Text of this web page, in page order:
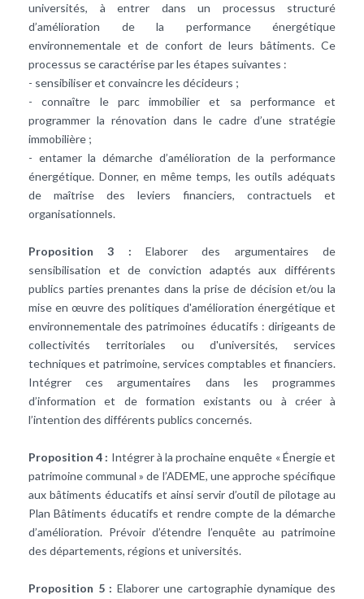
universités, à entrer dans un processus structuré
d’amélioration de la performance énergétique
environnementale et de confort de leurs bâtiments. Ce
processus se caractérise par les étapes suivantes :
- sensibiliser et convaincre les décideurs ;
- connaître le parc immobilier et sa performance et
programmer la rénovation dans le cadre d’une stratégie
immobilière ;
- entamer la démarche d’amélioration de la performance
énergétique. Donner, en même temps, les outils adéquats
de maîtrise des leviers financiers, contractuels et
organisationnels.
Proposition 3 : Elaborer des argumentaires de
sensibilisation et de conviction adaptés aux différents
publics parties prenantes dans la prise de décision et/ou la
mise en œuvre des politiques d'amélioration énergétique et
environnementale des patrimoines éducatifs : dirigeants de
collectivités territoriales ou d'universités, services
techniques et patrimoine, services comptables et financiers.
Intégrer ces argumentaires dans les programmes
d’information et de formation existants ou à créer à
l’intention des différents publics concernés.
Proposition 4 : Intégrer à la prochaine enquête « Énergie et
patrimoine communal » de l’ADEME, une approche spécifique
aux bâtiments éducatifs et ainsi servir d’outil de pilotage au
Plan Bâtiments éducatifs et rendre compte de la démarche
d’amélioration. Prévoir d’étendre l’enquête au patrimoine
des départements, régions et universités.
Proposition 5 : Elaborer une cartographie dynamique des